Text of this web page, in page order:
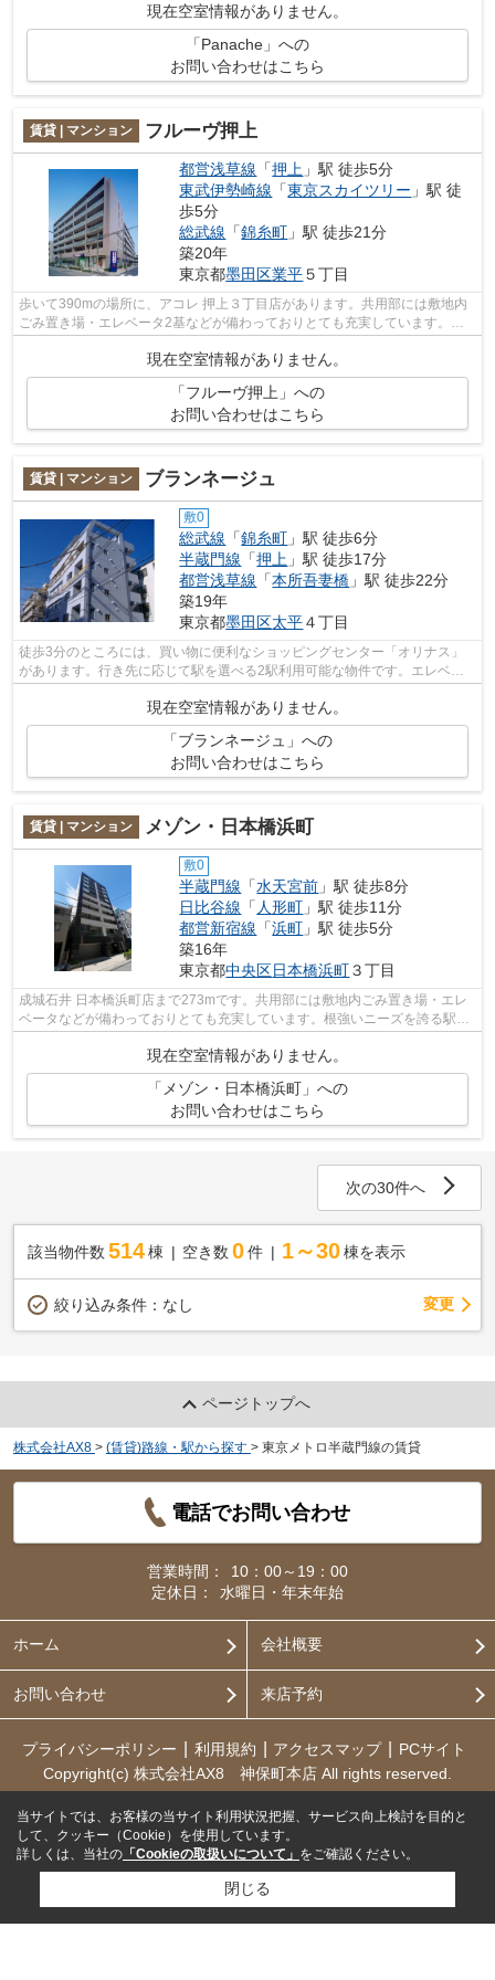
現在空室情報がありません。
「Panache」への
お問い合わせはこちら
賃貸 | マンション フルーヴ押上
都営浅草線 「押上 」駅 徒歩5分
東武伊勢崎線 「東京スカイツリー 」駅 徒
歩5分
総武線 「錦糸町 」駅 徒歩21分
築20年
東京都墨田区業平５丁目
歩いて390mの場所に、アコレ 押上３丁目店があります。共用部には敷地内
ごみ置き場・エレベータ2基などが備わっておりとても充実しています。風
現在空室情報がありません。
「フルーヴ押上」への
お問い合わせはこちら
賃貸 | マンション ブランネージュ
敷0
総武線 「錦糸町 」駅 徒歩6分
半蔵門線 「押上 」駅 徒歩17分
都営浅草線 「本所吾妻橋 」駅 徒歩22分
築19年
東京都墨田区太平４丁目
徒歩3分のところには、買い物に便利なショッピングセンター「オリナス」
があります。行き先に応じて駅を選べる2駅利用可能な物件です。エレベー
現在空室情報がありません。
「ブランネージュ」への
お問い合わせはこちら
賃貸 | マンション メゾン・日本橋浜町
敷0
半蔵門線 「水天宮前 」駅 徒歩8分
日比谷線 「 人形町 」駅 徒歩11分
都営新宿線 「浜町 」駅 徒歩5分
築16年
東京都中央区日本橋浜町３丁目
成城石井 日本橋浜町店まで273mです。共用部には敷地内ごみ置き場・エレ
ベータなどが備わっておりとても充実しています。根強いニーズを誇る駅近
の物件となり、徒歩8分に駅があります...
現在空室情報がありません。
「メゾン・日本橋浜町」への
お問い合わせはこちら
次の30件へ
該当物件数 514棟 空き数 0 件 1～30 棟を表示
絞り込み条件： なし 変更
ページトップへ
株式会社AX8 > (賃貸)路線・駅から探す > 東京メトロ半蔵門線の賃貸
電話でお問い合わせ
営業時間：
10：00～19：00
定休日：
水曜日・年末年始
ホーム 会社概要
お問い合わせ 来店予約
プライバシーポリシー 利用規約 アクセスマップ
PCサイト
Copyright(c) 株式会社AX8 神保町本店 All rights reserved.
当サイトでは、お客様の当サイト利用状況把握、サービス向上検討を目的と
して、クッキー（Cookie）を使用しています。
詳しくは、当社の 「Cookieの取扱いについて」 をご確認ください。
閉じる